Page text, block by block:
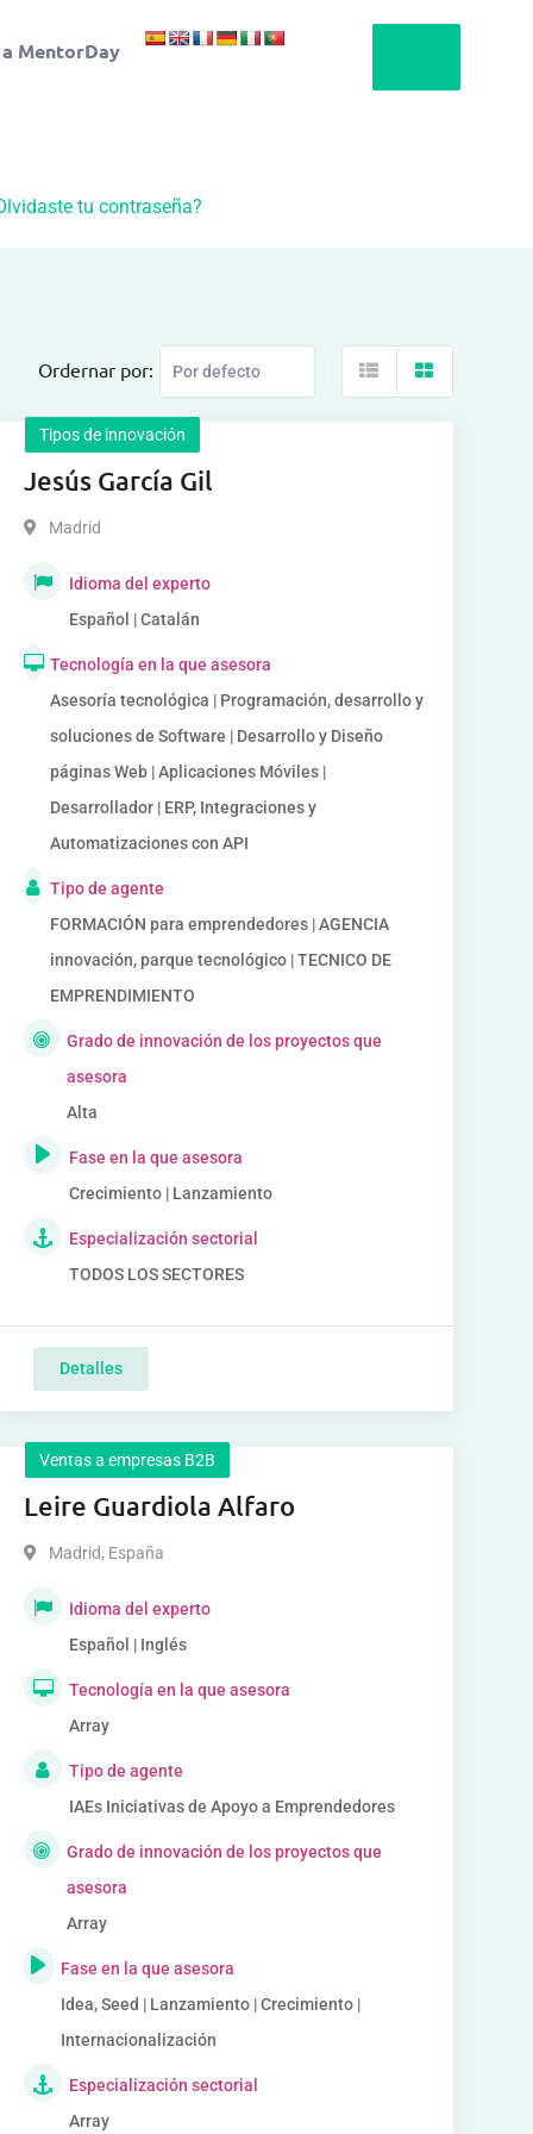
MentorDay
tu contraseña?
Ordernar por:
Tipos de innovación
Jesús García Gil
Madrid
Idioma del experto
Español | Catalán
Tecnología en la que asesora
Asesoría tecnológica | Programación, desarrollo y
soluciones de Software | Desarrollo y Diseño
páginas Web | Aplicaciones Móviles |
Desarrollador | ERP, Integraciones y
Automatizaciones con API
Tipo de agente
FORMACIÓN para emprendedores | AGENCIA
innovación, parque tecnológico | TECNICO DE
EMPRENDIMIENTO
Grado de innovación de los proyectos que
asesora
Alta
Fase en la que asesora
Crecimiento | Lanzamiento
Especialización sectorial
TODOS LOS SECTORES
Detalles
Ventas a empresas B2B
Leire Guardiola Alfaro
Madrid, España
Idioma del experto
Español | Inglés
Tecnología en la que asesora
Array
Tipo de agente
IAEs Iniciativas de Apoyo a Emprendedores
Grado de innovación de los proyectos que
asesora
Array
Fase en la que asesora
Idea, Seed | Lanzamiento | Crecimiento |
Internacionalización
Especialización sectorial
Array